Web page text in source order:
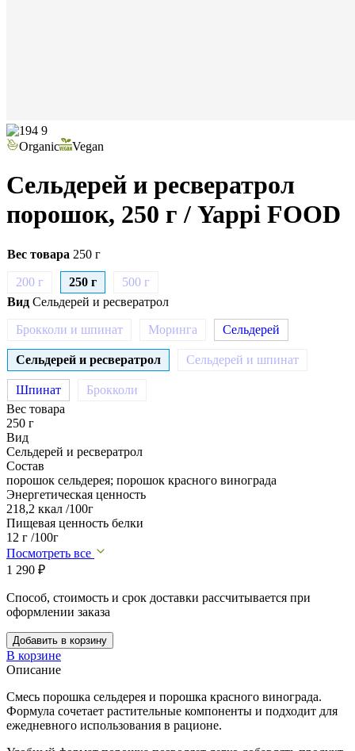
Organic Vegan
Сельдерей и ресвератрол
порошок, 250 г / Yappi FOOD
Вес товара 250 г
200 г 250 г
500 г
Вид Сельдерей и ресвератрол
Брокколи и шпинат Моринга Сельдерей
Сельдерей и ресвератрол Сельдерей и шпинат
Шпинат
Брокколи
Вес товара
250 г
Вид
Сельдерей и ресвератрол
Состав
порошок сельдерея; порошок красного винограда
Энергетическая ценность
218,2 ккал /100г
Пищевая ценность белки
12 г /100г
Посмотреть все
1 290 ₽
Способ, стоимость и срок доставки рассчитывается при
оформлении заказа
Добавить в корзину
В корзине
Описание
Смесь порошка сельдерея и порошка красного винограда.
Формула сочетает растительные компоненты и подходит для
ежедневного использования в рационе.